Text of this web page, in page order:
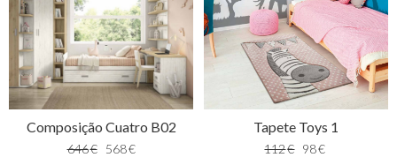
Composição Cuatro B02
646€ 568€
Tapete Toys 1
112€ 98€